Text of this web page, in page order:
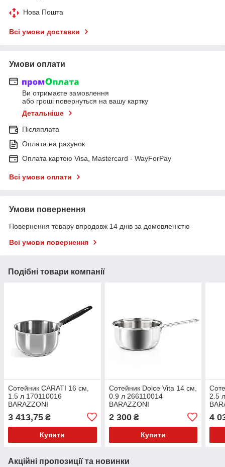
Нова Пошта
Всі умови доставки
Умови оплати
Ви отримаєте замовлення
або гроші повернуться на вашу картку
Детальніше
Післяплата
Оплата на рахунок
Оплата картою Visa, Mastercard - WayForPay
Всі умови оплати
Умови повернення
Повернення товару впродовж 14 днів за домовленістю
Всі умови повернення
Подібні товари компанії
Сотейник CARATI 16 см,
1.5 л 170110016
BARAZZONI
3 413,75 ₴
Купити
Сотейник Dolce Vita 14 см,
0.9 л 266110014
BARAZZONI
2 300₴
Купити
2.5
4
Акційні пропозиції та новинки